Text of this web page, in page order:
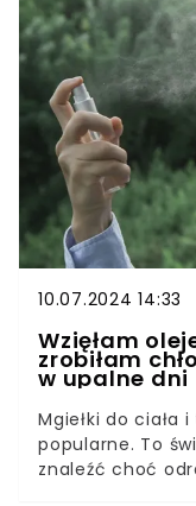
Hebe ok. 39 zł.
10.07.2024 14:33
Wzięłam
zrobiłam
w upalne dni
Mgiełki do ciała
popularne. To
znaleźć choć